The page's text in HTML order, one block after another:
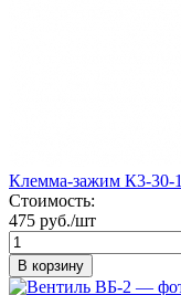
Клемма-зажим К3-30-1
Стоимость:
475 руб./шт
В корзину